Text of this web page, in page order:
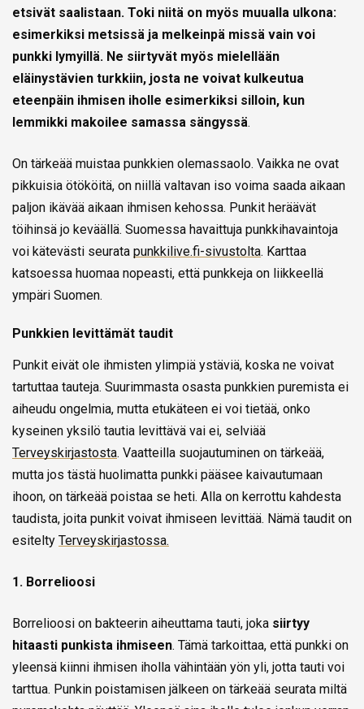
etsivät saalistaan. Toki niitä on myös muualla ulkona:
esimerkiksi metsissä ja melkeinpä missä vain voi
punkki lymyillä. Ne siirtyvät myös mielellään
eläinystävien turkkiin, josta ne voivat kulkeutua
eteenpäin ihmisen iholle esimerkiksi silloin, kun
lemmikki makoilee samassa sängyssä.
On tärkeää muistaa punkkien olemassaolo. Vaikka ne ovat
pikkuisia ötököitä, on niillä valtavan iso voima saada aikaan
paljon ikävää aikaan ihmisen kehossa. Punkit heräävät
töihinsä jo keväällä. Suomessa havaittuja punkkihavaintoja
voi kätevästi seurata punkkilive.fi-sivustolta. Karttaa
katsoessa huomaa nopeasti, että punkkeja on liikkeellä
ympäri Suomen.
Punkkien levittämät taudit
Punkit eivät ole ihmisten ylimpiä ystäviä, koska ne voivat
tartuttaa tauteja. Suurimmasta osasta punkkien puremista ei
aiheudu ongelmia, mutta etukäteen ei voi tietää, onko
kyseinen yksilö tautia levittävä vai ei, selviää
Terveyskirjastosta. Vaatteilla suojautuminen on tärkeää,
mutta jos tästä huolimatta punkki pääsee kaivautumaan
ihoon, on tärkeää poistaa se heti. Alla on kerrottu kahdesta
taudista, joita punkit voivat ihmiseen levittää. Nämä taudit on
esitelty Terveyskirjastossa.
1. Borrelioosi
Borrelioosi on bakteerin aiheuttama tauti, joka siirtyy
hitaasti punkista ihmiseen. Tämä tarkoittaa, että punkki on
yleensä kiinni ihmisen iholla vähintään yön yli, jotta tauti voi
tarttua. Punkin poistamisen jälkeen on tärkeää seurata miltä